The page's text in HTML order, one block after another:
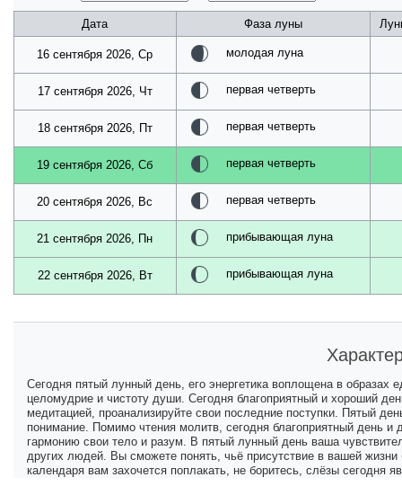
Дата Фаза луны
16 сентября 2026, Ср молодая луна
17 сентября 2026, Чт первая четверть
18 сентября 2026, Пт первая четверть
19 сентября 2026, Сб первая четверть
20 сентября 2026, Вс первая четверть
21 сентября 2026, Пн прибывающая луна
22 сентября 2026, Вт прибывающая луна
Сегодня пятый лунный день, его энергетика воплощена в образах
целомудрие и чистоту души. Сегодня благоприятный и хороший
медитацией, проанализируйте свои последние поступки. Пятый
понимание. Помимо чтения молитв, сегодня благоприятный день и
гармонию свои тело и разум. В пятый лунный день ваша
других людей. Вы сможете понять, чьё присутствие в вашей жизни
календаря вам захочется поплакать, не боритесь, слёзы сегодня